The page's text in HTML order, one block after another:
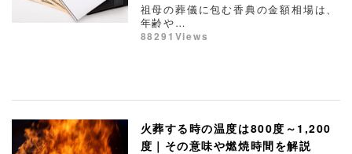
祖母の葬儀に包む香典の金額相場は、
年齢や…
88291Views
火葬する時の温度は800度～1,200
度｜その意味や燃焼時間を解説